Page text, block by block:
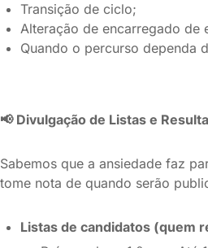
Transição de ciclo;
Alteração de encarregado de
Quando o percurso dependa
📢Divulgação de Listas e
Sabemos que a ansiedade faz
tome nota de quando serão
Listas de candidatos (quem